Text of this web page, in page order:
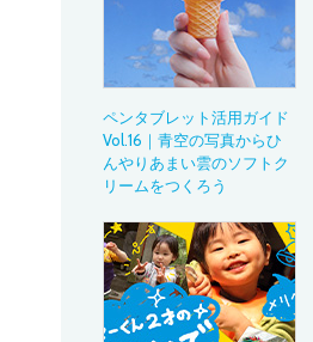
ペンタブレット活用ガイド
Vol.16｜青空の写真からひ
んやりあまい雲のソフトク
リームをつくろう